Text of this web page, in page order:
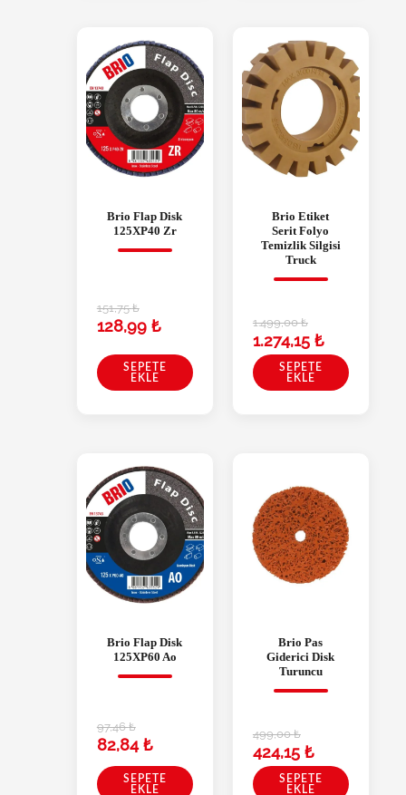
Brio Flap Disk
125XP40 Zr
151,75₺
128,99 ₺
SEPETE
EKLE
Brio Etiket
Serit Folyo
Temizlik Silgisi
Truck
1.499,00₺
1.274,15 ₺
SEPETE
EKLE
Brio Flap Disk
125XP60 Ao
97,46₺
82,84₺
SEPETE
EKLE
Brio Pas
Giderici Disk
Turuncu
499,00₺
424,15 ₺
SEPETE
EKLE